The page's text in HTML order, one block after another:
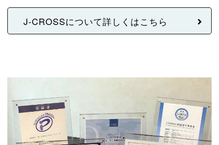
J-CROSSについて詳しくはこちら